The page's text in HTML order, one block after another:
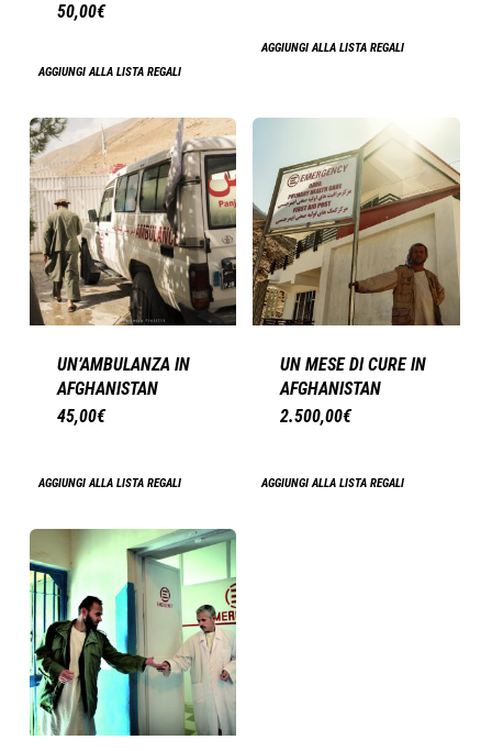
50,00€
AGGIUNGI ALLA LISTA REGALI
AGGIUNGI ALLA LISTA REGALI
UN’AMBULANZA IN
AFGHANISTAN
45,00€
AGGIUNGI ALLA LISTA REGALI
UN MESE DI CURE IN
AFGHANISTAN
2.500,00€
AGGIUNGI ALLA LISTA REGALI